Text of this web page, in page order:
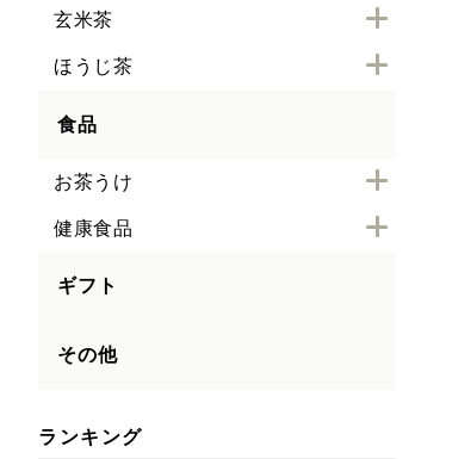
玄米茶
ほうじ茶
食品
お茶うけ
健康食品
ギフト
その他
ランキング